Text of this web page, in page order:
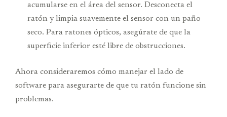
acumularse en el área del sensor. Desconecta el
ratón y limpia suavemente el sensor con un paño
seco. Para ratones ópticos, asegúrate de que la
superficie inferior esté libre de obstrucciones.
Ahora consideraremos cómo manejar el lado de
software para asegurarte de que tu ratón funcione sin
problemas.